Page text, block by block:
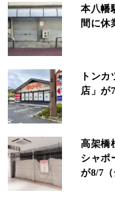
本八幡
間に休
トン
店」が
高架橋
シャポ
が8/7